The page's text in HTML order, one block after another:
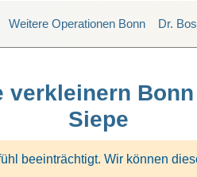
Weitere Operationen Bonn Dr.
Siepe
beeinträchtigt. Wir können